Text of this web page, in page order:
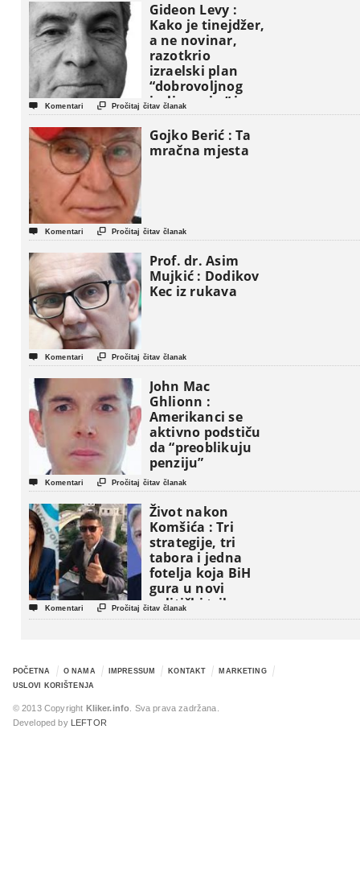
Gideon Levy :
Kako je tinejdžer,
a ne novinar,
razotkrio
izraelski plan
“dobrovoljnog
iseljavanja ” iz
Gaze
 Komentari  Pročitaj čitav članak
Gojko Berić : Ta
mračna mjesta
 Komentari  Pročitaj čitav članak
Prof. dr. Asim
Mujkić : Dodikov
Kec iz rukava
 Komentari  Pročitaj čitav članak
John Mac
Ghlionn :
Amerikanci se
aktivno podstiču
da “preoblikuju
penziju”
 Komentari  Pročitaj čitav članak
Život nakon
Komšića : Tri
strategije, tri
tabora i jedna
fotelja koja BiH
gura u novi
politički triler
 Komentari  Pročitaj čitav članak
POČETNA O NAMA IMPRESSUM KONTAKT
MARKETING
USLOVI KORIŠTENJA
© 2013 Copyright Kliker.info . Sva prava zadržana.
Developed by
LEFTOR